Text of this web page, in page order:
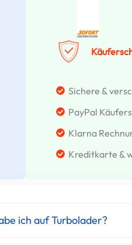
Sichere &
PayPal
Klarna
Kreditkarte &
ich auf Turbolader?